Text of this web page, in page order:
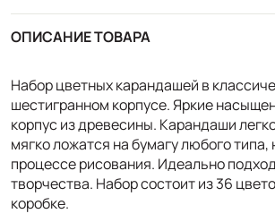
ОПИСАНИЕ ТОВАРА
Набор цветных карандашей в
шестигранном корпусе. Яркие
корпус из древесины. Карандаши
мягко ложатся на бумагу любого типа,
процессе рисования. Идеально
творчества. Набор состоит из 36
коробке.